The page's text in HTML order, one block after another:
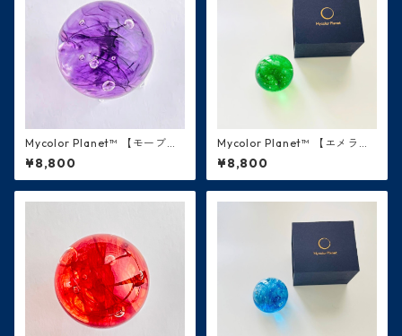
Mycolor Planet™ 【モーブ・
紫】天王星
¥8,800
Mycolor Planet™ 【エメラル
ド・緑】木星
¥8,800